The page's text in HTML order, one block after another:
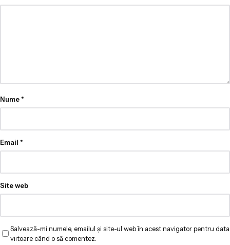
Nume*
Email *
Site web
Salvează-mi numele, emailul și site-ul web în acest navigator pentru data
viitoare când o să comentez.